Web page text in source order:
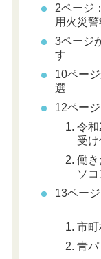
2ページ
用火災
3ページ
す
10ペー
選
12ペー
令
受
働
ソ
13ペー
市
青